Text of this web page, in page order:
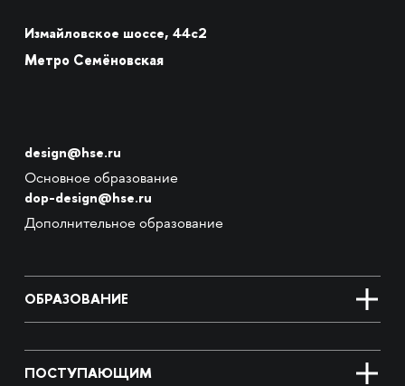
Измайловское шоссе, 44с2
Метро Семёновская
design@hse.ru
Основное образование
dop-design@hse.ru
Дополнительное образование
ОБРАЗОВАНИЕ
ПОСТУПАЮЩИМ